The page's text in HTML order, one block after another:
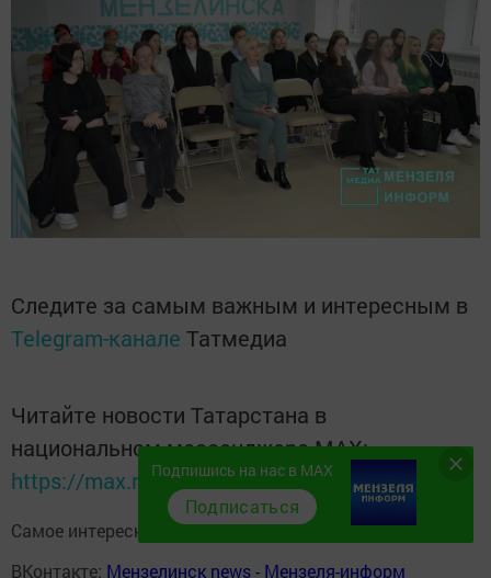
Следите за самым важным и интересным в
Telegram-канале Татмедиа
Читайте новости Татарстана в
национальном мессенджере MАХ:
https://max.ru/tatmedia
Самое интересное в наших социальных сетях:
ВКонтакте: Мензелинск news - Мензеля-информ
Подпишись на нас в MAX
Подписаться